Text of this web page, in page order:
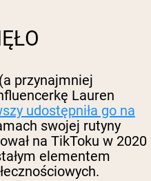
przynajmniej
Lauren
udostępniła go na
swojej rutyny
na TikToku w 2020
elementem